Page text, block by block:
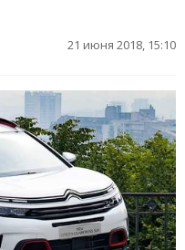
21 июня 2018, 15:10